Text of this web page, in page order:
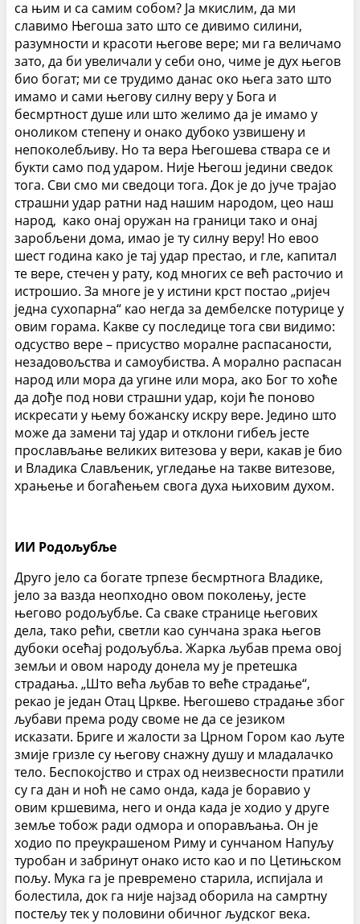
са њим и са самим собом? Ја мкислим, да ми
славимо Његоша зато што се дивимо силини,
разумности и красоти његове вере; ми га величамо
зато, да би увеличали у себи оно, чиме је дух његов
био богат; ми се трудимо данас око њега зато што
имамо и сами његову силну веру у Бога и
бесмртност душе или што желимо да је имамо у
оноликом степену и онако дубоко узвишену и
непоколебљиву. Но та вера Његошева ствара се и
букти само под ударом. Није Његош једини сведок
тога. Сви смо ми сведоци тога. Док је до јуче трајао
страшни удар ратни над нашим народом, цео наш
народ, како онај оружан на граници тако и онај
заробљени дома, имао је ту силну веру! Но евоо
шест година како је тај удар престао, и гле, капитал
те вере, стечен у рату, код многих се већ расточио и
истрошио. За многе је у истини крст постао „ријеч
једна сухопарна“ као негда за дембелске потурице у
овим горама. Какве су последице тога сви видимо:
одсуство вере – присуство моралне распасаности,
незадовољства и самоубиства. А морално распасан
народ или мора да угине или мора, ако Бог то хоће
да дође под нови страшни удар, који ће поново
искресати у њему божанску искру вере. Једино што
може да замени тај удар и отклони гибељ јесте
прослављање великих витезова у вери, какав је био
и Владика Слављеник, угледање на такве витезове,
храњење и богаћењем свога духа њиховим духом.
ИИ Родољубље
Друго јело са богате трпезе бесмртнога Владике,
јело за вазда неопходно овом поколењу, јесте
његово родољубље. Са сваке странице његових
дела, тако рећи, светли као сунчана зрака његов
дубоки осећај родољубља. Жарка љубав према овој
земљи и овом народу донела му је претешка
страдања. „Што већа љубав то веће страдање“,
рекао је један Отац Цркве. Његошево страдање због
љубави према роду своме не да се језиком
исказати. Бриге и жалости за Црном Гором као љуте
змије гризле су његову снажну душу и младалачко
тело. Беспокојство и страх од неизвесности пратили
су га дан и ноћ не само онда, када је боравио у
овим кршевима, него и онда када је ходио у друге
земље тобож ради одмора и опорављања. Он је
ходио по преукрашеном Риму и сунчаном Напуљу
туробан и забринут онако исто као и по Цетињском
пољу. Мука га је превремено старила, испијала и
болестила, док га није најзад оборила на самртну
постељу тек у половини обичног људског века.